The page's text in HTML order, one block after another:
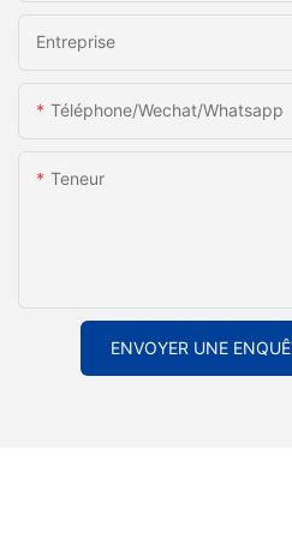
Entreprise
Téléphone/Wechat/Whatsapp
Teneur
ENVOYER UNE